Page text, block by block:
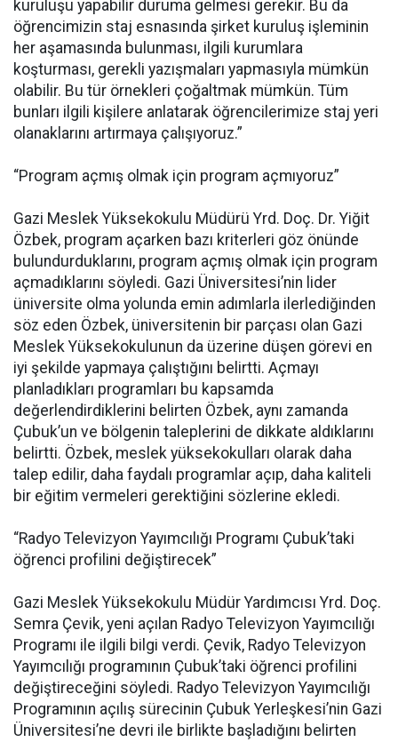
kuruluşu yapabilir duruma gelmesi gerekir. Bu da
öğrencimizin staj esnasında şirket kuruluş işleminin
her aşamasında bulunması, ilgili kurumlara
koşturması, gerekli yazışmaları yapmasıyla mümkün
olabilir. Bu tür örnekleri çoğaltmak mümkün. Tüm
bunları ilgili kişilere anlatarak öğrencilerimize staj yeri
olanaklarını artırmaya çalışıyoruz.”
“Program açmış olmak için program açmıyoruz”
Gazi Meslek Yüksekokulu Müdürü Yrd. Doç. Dr. Yiğit
Özbek, program açarken bazı kriterleri göz önünde
bulundurduklarını, program açmış olmak için program
açmadıklarını söyledi. Gazi Üniversitesi’nin lider
üniversite olma yolunda emin adımlarla ilerlediğinden
söz eden Özbek, üniversitenin bir parçası olan Gazi
Meslek Yüksekokulunun da üzerine düşen görevi en
iyi şekilde yapmaya çalıştığını belirtti. Açmayı
planladıkları programları bu kapsamda
değerlendirdiklerini belirten Özbek, aynı zamanda
Çubuk’un ve bölgenin taleplerini de dikkate aldıklarını
belirtti. Özbek, meslek yüksekokulları olarak daha
talep edilir, daha faydalı programlar açıp, daha kaliteli
bir eğitim vermeleri gerektiğini sözlerine ekledi.
“Radyo Televizyon Yayımcılığı Programı Çubuk’taki
öğrenci profilini değiştirecek”
Gazi Meslek Yüksekokulu Müdür Yardımcısı Yrd. Doç.
Semra Çevik, yeni açılan Radyo Televizyon Yayımcılığı
Programı ile ilgili bilgi verdi. Çevik, Radyo Televizyon
Yayımcılığı programının Çubuk’taki öğrenci profilini
değiştireceğini söyledi. Radyo Televizyon Yayımcılığı
Programının açılış sürecinin Çubuk Yerleşkesi’nin Gazi
Üniversitesi’ne devri ile birlikte başladığını belirten